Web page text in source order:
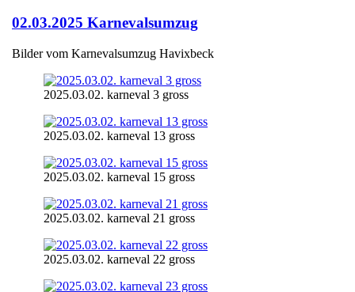
02.03.2025 Karnevalsumzug
Bilder vom Karnevalsumzug Havixbeck
2025.03.02. karneval 3 gross
2025.03.02. karneval 13 gross
2025.03.02. karneval 15 gross
2025.03.02. karneval 21 gross
2025.03.02. karneval 22 gross